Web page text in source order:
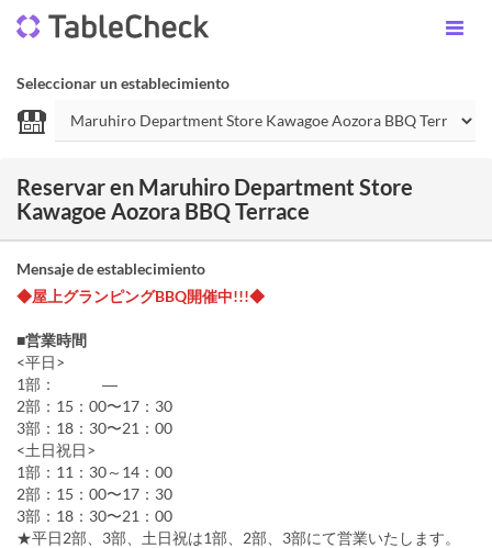
Seleccionar un establecimiento
Reservar en Maruhiro Department Store
Kawagoe Aozora BBQ Terrace
Mensaje de establecimiento
◆屋上グランピングBBQ開催中!!!◆
■営業時間
<平日>
1部： ―
2部：15：00〜17：30
3部：18：30〜21：00
<土日祝日>
1部：11：30～14：00
2部：15：00〜17：30
3部：18：30〜21：00
★平日2部、3部、土日祝は1部、2部、3部にて営業いたします。